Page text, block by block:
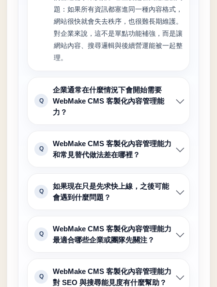
題：如果所有資訊都塞進同一種內容格式，
網站很快就會失去秩序，也很難長期維護。
對企業來說，這不是單點功能補強，而是讓
網站內容、搜尋邏輯與後續營運能被一起整
理。
Q
企業通常在什麼情況下會開始需要
WebMake CMS 客製化內容管理能
力？
Q
WebMake CMS 客製化內容管理能力
和常見替代做法差在哪裡？
Q
如果現在只是先求快上線，之後可能
會遇到什麼問題？
Q
WebMake CMS 客製化內容管理能力
最適合哪些企業或團隊先關注？
Q
WebMake CMS 客製化內容管理能力
對 SEO 與搜尋能見度有什麼幫助？